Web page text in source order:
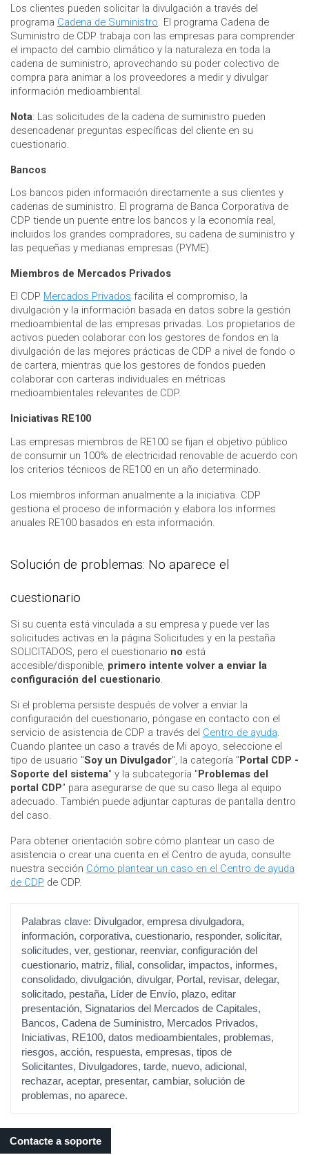
Los clientes pueden solicitar la divulgación a través del
programa Cadena de Suministro. El programa Cadena de
Suministro de CDP trabaja con las empresas para comprender
el impacto del cambio climático y la naturaleza en toda la
cadena de suministro, aprovechando su poder colectivo de
compra para animar a los proveedores a medir y divulgar
información medioambiental.
Nota: Las solicitudes de la cadena de suministro pueden
desencadenar preguntas específicas del cliente en su
cuestionario.
Bancos
Los bancos piden información directamente a sus clientes y
cadenas de suministro. El programa de Banca Corporativa de
CDP tiende un puente entre los bancos y la economía real,
incluidos los grandes compradores, su cadena de suministro y
las pequeñas y medianas empresas (PYME).
Miembros de Mercados Privados
El CDP Mercados Privados facilita el compromiso, la
divulgación y la información basada en datos sobre la gestión
medioambiental de las empresas privadas. Los propietarios de
activos pueden colaborar con los gestores de fondos en la
divulgación de las mejores prácticas de CDP a nivel de fondo o
de cartera, mientras que los gestores de fondos pueden
colaborar con carteras individuales en métricas
medioambientales relevantes de CDP.
Iniciativas RE100
Las empresas miembros de RE100 se fijan el objetivo público
de consumir un 100% de electricidad renovable de acuerdo con
los criterios técnicos de RE100 en un año determinado.
Los miembros informan anualmente a la iniciativa. CDP
gestiona el proceso de información y elabora los informes
anuales RE100 basados en esta información.
Solución de problemas: No aparece el
cuestionario
Si su cuenta está vinculada a su empresa y puede ver las
solicitudes activas en la página Solicitudes y en la pestaña
SOLICITADOS, pero el cuestionario no está
accesible/disponible, primero intente volver a enviar la
configuración del cuestionario.
Si el problema persiste después de volver a enviar la
configuración del cuestionario, póngase en contacto con el
servicio de asistencia de CDP a través del Centro de ayuda.
Cuando plantee un caso a través de Mi apoyo, seleccione el
tipo de usuario "Soy un Divulgador", la categoría "Portal CDP -
Soporte del sistema" y la subcategoría "Problemas del
portal CDP" para asegurarse de que su caso llega al equipo
adecuado. También puede adjuntar capturas de pantalla dentro
del caso.
Para obtener orientación sobre cómo plantear un caso de
asistencia o crear una cuenta en el Centro de ayuda, consulte
nuestra sección Cómo plantear un caso en el Centro de ayuda
de CDP de CDP.
Palabras clave: Divulgador, empresa divulgadora,
información, corporativa, cuestionario, responder, solicitar,
solicitudes, ver, gestionar, reenviar, configuración del
cuestionario, matriz, filial, consolidar, impactos, informes,
consolidado, divulgación, divulgar, Portal, revisar, delegar,
solicitado, pestaña, Líder de Envío, plazo, editar
presentación, Signatarios del Mercados de Capitales,
Bancos, Cadena de Suministro, Mercados Privados,
Iniciativas, RE100, datos medioambientales, problemas,
riesgos, acción, respuesta, empresas, tipos de
Solicitantes, Divulgadores, tarde, nuevo, adicional,
rechazar, aceptar, presentar, cambiar, solución de
problemas, no aparece.
Contacte a soporte